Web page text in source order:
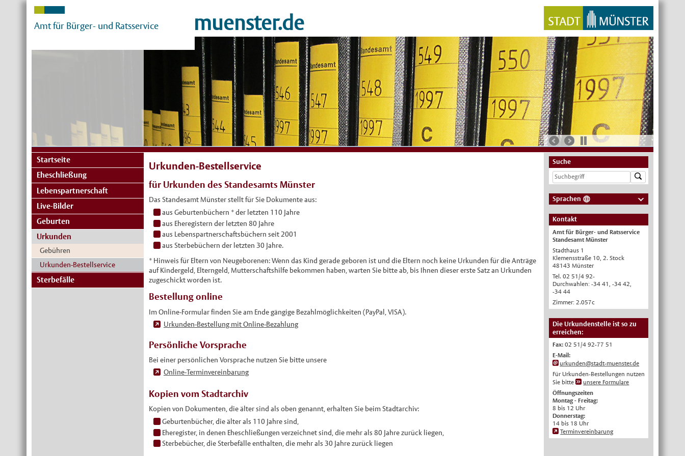
Amt für Bürger- und Ratsservice muenster.de
Startseite
Eheschließung
Lebenspartnerschaft
Live-Bilder
Geburten
Urkunden
Gebühren
Urkunden-Bestellservice
Sterbefälle
Urkunden-Bestellservice
für Urkunden des Standesamts Münster
Das Standesamt Münster stellt für Sie Dokumente aus:
aus Geburtenbüchern * der letzten 110 Jahre
aus Eheregistern der letzten 80 Jahre
aus Lebenspartnerschaftsbüchern seit 2001
aus Sterbebüchern der letzten 30 Jahre.
* Hinweis für Eltern von Neugeborenen: Wenn das Kind gerade geboren ist und die Eltern noch keine Urkunden für die Anträge
auf Kindergeld, Elterngeld, Mutterschaftshilfe bekommen haben, warten Sie bitte ab, bis Ihnen dieser erste Satz an Urkunden
zugeschickt worden ist.
Bestellung online
Im Online-Formular finden Sie am Ende gängige Bezahlmöglichkeiten (PayPal, VISA).
Urkunden-Bestellung mit Online-Bezahlung
Persönliche Vorsprache
Bei einer persönlichen Vorsprache nutzen Sie bitte unsere
Online-Terminvereinbarung
Kopien vom Stadtarchiv
Kopien von Dokumenten, die älter sind als oben genannt, erhalten Sie beim Stadtarchiv:
Geburtenbücher, die älter als 110 Jahre sind,
Eheregister, in denen Eheschließungen verzeichnet sind, die mehr als 80 Jahre zurück liegen,
Sterbebücher, die Sterbefälle enthalten, die mehr als 30 Jahre zurück liegen
Suche
Sprachen
Deutsch
Nederlands
English
Українська
Türkçe
اللغة العربية
Français
Polski
Русский
中文
Automatische Übersetzung, ohne
Gewähr auf Richtigkeit.
Kontakt
Amt für Bürger- und Ratsservice
Standesamt Münster
Stadthaus 1
Klemensstraße 10, 2. Stock
48143 Münster
Tel. 02 51/4 92-
Durchwahlen: -34 41, -34 42,
-34 44
Zimmer: 2.057c
Die Urkundenstelle ist so zu
erreichen:
Fax:02 51/4 92-77 51
E-Mail:
urkunden@stadt-muenster.de
Für Urkunden-Bestellungen nutzen
Sie bitte
unsere Formulare
Öffnungszeiten
Montag - Freitag:
8 bis 12 Uhr
Donnerstag:
14 bis 18 Uhr
Terminvereinbarung